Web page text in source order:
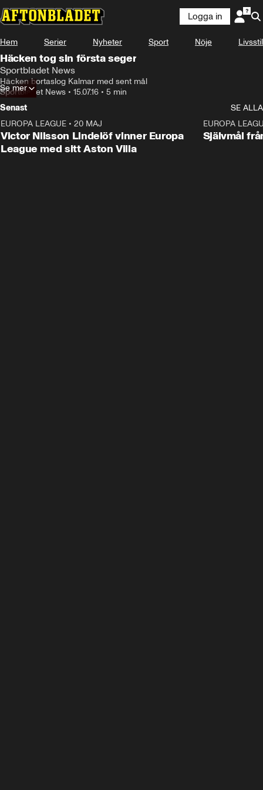
Logga in
Hem Serier Nyheter Sport Nöje Livsstil
Häcken tog sin första seger
Sportbladet News
Häcken bortaslog Kalmar med sent mål
Sportbladet News • 15.07.16 • 5 min
Se mer
Senast
SE ALLA
EUROPA LEAGUE • 20 MAJ
Victor Nilsson Lindelöf vinner Europa
League med sitt Aston Villa
EUROPA
Självmål